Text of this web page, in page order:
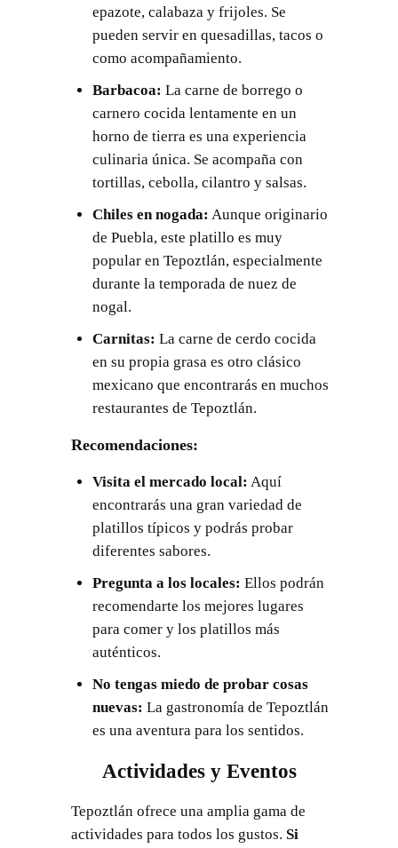
epazote, calabaza y frijoles. Se
pueden servir en quesadillas, tacos o
como acompañamiento.
Barbacoa: La carne de borrego o
carnero cocida lentamente en un
horno de tierra es una experiencia
culinaria única. Se acompaña con
tortillas, cebolla, cilantro y salsas.
Chiles en nogada: Aunque originario
de Puebla, este platillo es muy
popular en Tepoztlán, especialmente
durante la temporada de nuez de
nogal.
Carnitas: La carne de cerdo cocida
en su propia grasa es otro clásico
mexicano que encontrarás en muchos
restaurantes de Tepoztlán.
Recomendaciones:
Visita el mercado local: Aquí
encontrarás una gran variedad de
platillos típicos y podrás probar
diferentes sabores.
Pregunta a los locales: Ellos podrán
recomendarte los mejores lugares
para comer y los platillos más
auténticos.
No tengas miedo de probar cosas
nuevas: La gastronomía de Tepoztlán
es una aventura para los sentidos.
Actividades y Eventos
Tepoztlán ofrece una amplia gama de
actividades para todos los gustos. Si